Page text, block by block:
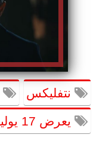
نتفليكس
يعرض 17 يوليو